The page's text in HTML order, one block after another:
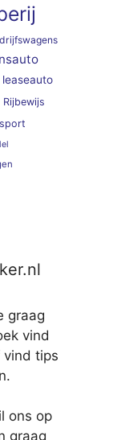
leaseauto
Rijbewijs
graag
vind
vind tips
ons op
graag